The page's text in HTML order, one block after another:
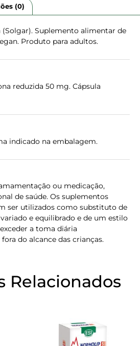
(0)
(Solgar). Suplemento alimentar de
Produto para adultos.
reduzida 50 mg. Cápsula
indicado na embalagem.
ou medicação,
de saúde. Os suplementos
ser utilizados como substituto de
e equilibrado e de um estilo
a toma diária
do alcance das crianças.
Relacionados